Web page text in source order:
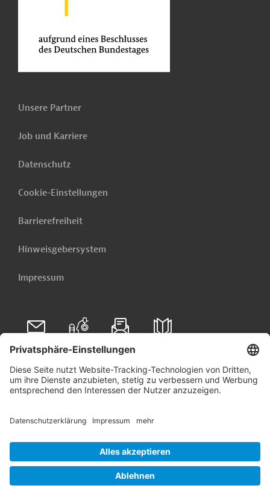
Unsere Partner
Job und Karriere
Datenschutz
Cookie-Einstellungen
Barrierefreiheit
Hinweisgebersystem
Impressum
Folgen Sie uns auf
Linkedin
© 2026 Germany Trade & Invest